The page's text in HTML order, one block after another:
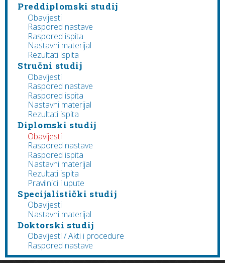
Preddiplomski studij
Obavijesti
Raspored nastave
Raspored ispita
Nastavni materijal
Rezultati ispita
Stručni studij
Obavijesti
Raspored nastave
Raspored ispita
Nastavni materijal
Rezultati ispita
Diplomski studij
Obavijesti
Raspored nastave
Raspored ispita
Nastavni materijal
Rezultati ispita
Pravilnici i upute
Specijalistički studij
Obavijesti
Nastavni materijal
Doktorski studij
Obavijesti / Akti i procedure
Raspored nastave